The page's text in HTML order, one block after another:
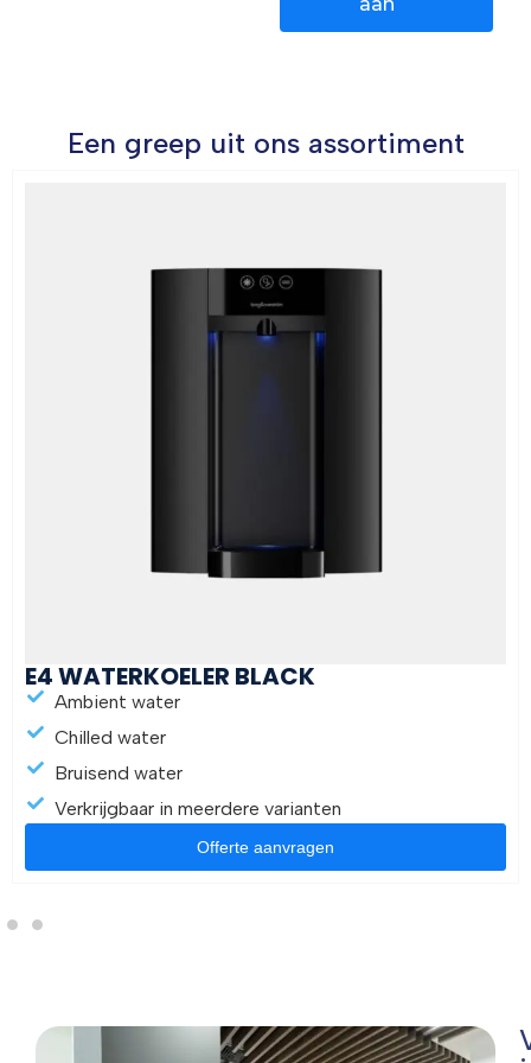
aan
Een greep uit ons assortiment
E4 WATERKOELER BLACK
Ambient water
Chilled water
Bruisend water
Verkrijgbaar in meerdere varianten
Offerte aanvragen